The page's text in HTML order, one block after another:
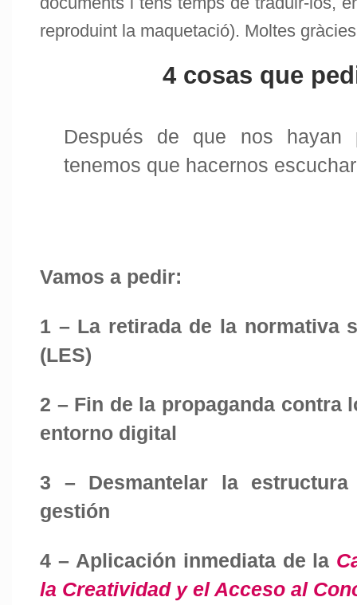
reproduint la maquetació). Moltes
4 cosas que
Después de que nos
tenemos que hacernos
Vamos a pedir:
1 – La retirada de la normativa
(LES)
2 – Fin de la propaganda contra
entorno digital
3 – Desmantelar la
gestión
4 – Aplicación inmediata de la
la Creatividad y el Acceso al